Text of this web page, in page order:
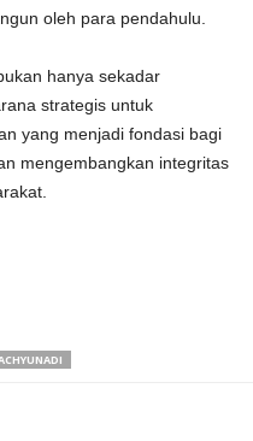
oleh para pendahulu.
hanya sekadar
strategis untuk
yang menjadi fondasi bagi
mengembangkan integritas